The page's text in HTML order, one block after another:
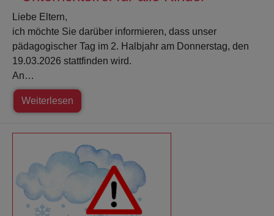
Liebe Eltern,
ich möchte Sie darüber informieren, dass unser
pädagogischer Tag im 2. Halbjahr am Donnerstag, den
19.03.2026 stattfinden wird.
An…
Weiterlesen